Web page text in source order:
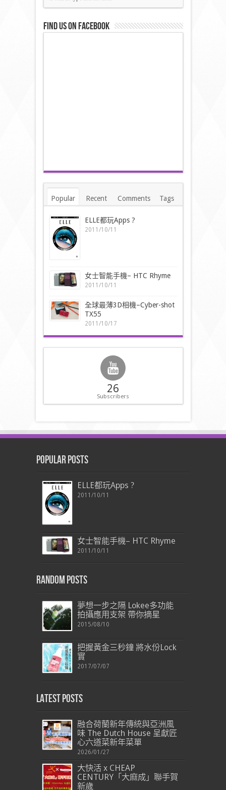
Find us on Facebook
Popular Recent Comments Tags
ELLE都玩Apps ?
2011/10/11
女士智能手機– HTC Rhyme
2011/10/11
全球最薄3D相機–Cyber-shot
TX55
2011/10/17
26
Subscribers
Popular Posts
ELLE都玩Apps ?
2011/10/11
女士智能手機– HTC Rhyme
2011/10/11
Random Posts
夢想一步之隔 Lokee多功能
拍攝應用支架 帶你摘星
2015/08/10
把握黃金三秒鐘 將水份Lock
實
2017/07/07
Latest Posts
融合荷蘭新年傳統與亞洲風
味 The Dutch House 呈獻匠
心六道菜新年菜單
2026/01/27
大快活 x CHEAP
CENTURY「大麻成」聯手賀
新歲